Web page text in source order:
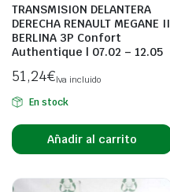
TRANSMISION DELANTERA
DERECHA RENAULT MEGANE II
BERLINA 3P Confort
Authentique | 07.02 – 12.05
51,24€Iva incluido
En stock
Añadir al carrito